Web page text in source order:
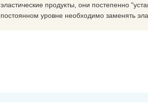
эластические продукты, они постепенно
постоянном уровне необходимо заменять